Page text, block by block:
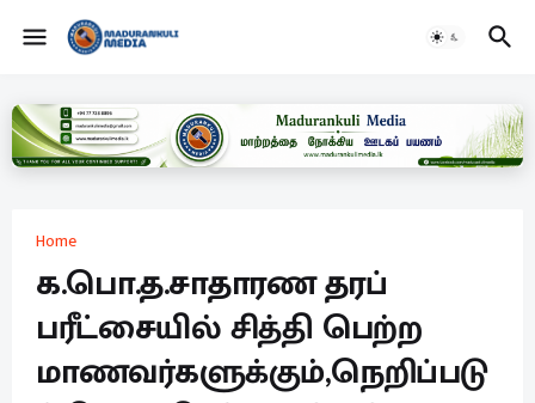
Home
க.பொ.த.சாதாரண தரப்
பரீட்சையில் சித்தி பெற்ற
மாணவர்களுக்கும்,நெறிப்படு